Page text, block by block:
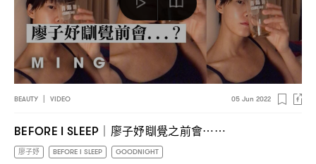
BEAUTY | VIDEO 05 Jun 2022
BEFORE I SLEEP｜ 廖子妤瞓覺之前會⋯⋯
廖子妤 BEFORE I SLEEP GOODNIGHT